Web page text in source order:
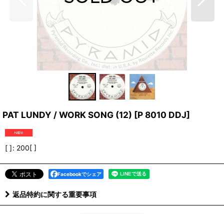
PAT LUNDY / WORK SONG (12) [P 8010 DDJ]
[ ]: 200[ ]
Facebookでシェア
返品特約に関する重要事項